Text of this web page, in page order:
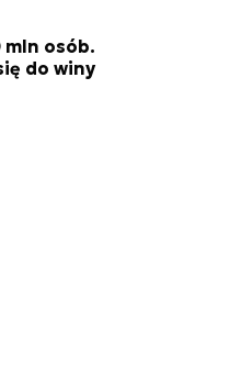
mln osób.
do winy